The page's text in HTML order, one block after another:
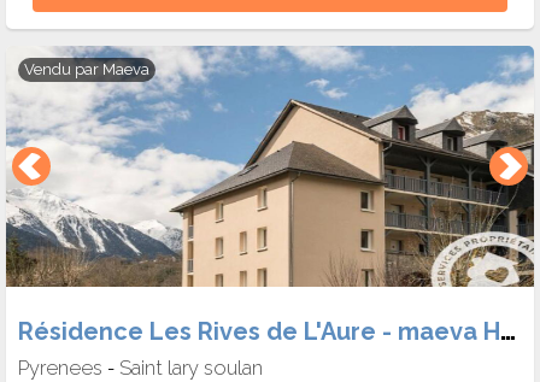
Vendu par Maeva
Résidence Les Rives de L'Aure - maeva Home
Pyrenees - Saint lary soulan